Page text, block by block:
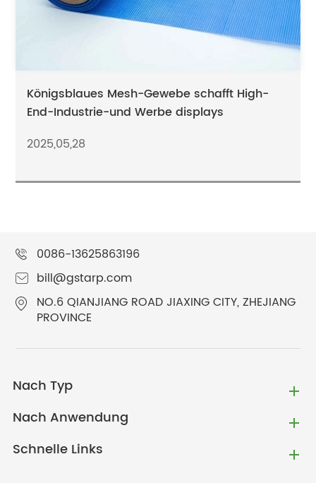
Königsblaues Mesh-Gewebe schafft High-
End-Industrie-und Werbe displays
2025,05,28
0086-13625863196
bill@gstarp.com
NO.6 QIANJIANG ROAD JIAXING CITY, ZHEJIANG
PROVINCE
Nach Typ
Nach Anwendung
Schnelle Links